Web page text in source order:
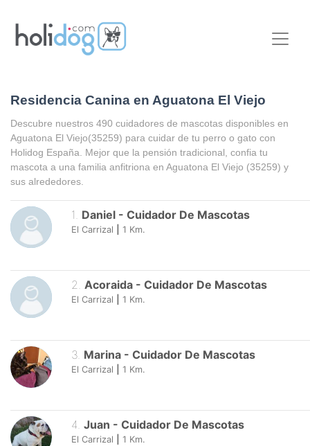
Residencia Canina en Aguatona El Viejo
Descubre nuestros 490 cuidadores de mascotas disponibles en
Aguatona El Viejo(35259) para cuidar de tu perro o gato con
Holidog España. Mejor que la pensión tradicional, confia tu
mascota a una familia anfitriona en Aguatona El Viejo (35259) y
sus alrededores.
1 Daniel - Cuidador De Mascotas
El Carrizal 1 Km.
2. Acoraida - Cuidador De Mascotas
El Carrizal 1 Km.
3. Marina - Cuidador De Mascotas
El Carrizal 1 Km.
4. Juan - Cuidador De Mascotas
El Carrizal 1 Km.